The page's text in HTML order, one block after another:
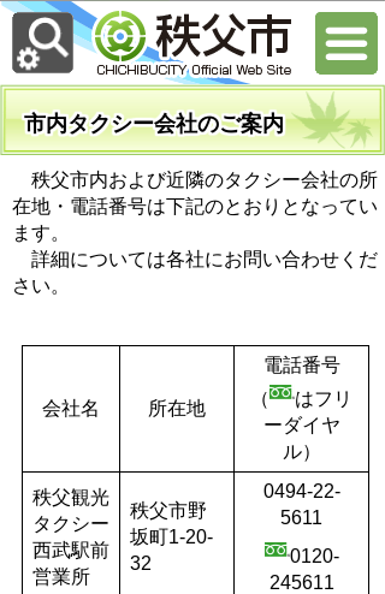
市内タクシー会社のご案内
秩父市内および近隣のタクシー会社の所
在地・電話番号は下記のとおりとなってい
ます。
詳細については各社にお問い合わせくだ
さい。
会社名 所在地
電話番号
（
はフリ
ーダイヤ
ル）
秩父観光
タクシー
西武駅前
営業所
秩父市野
坂町1-20-
32
0494-22-
5611
0120-
245611